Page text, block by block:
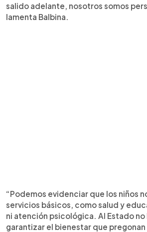
salido adelante, nosotros somos
lamenta Balbina.
“Podemos evidenciar que los niños
servicios básicos, como salud y
ni atención psicológica. Al Estado no
garantizar el bienestar que